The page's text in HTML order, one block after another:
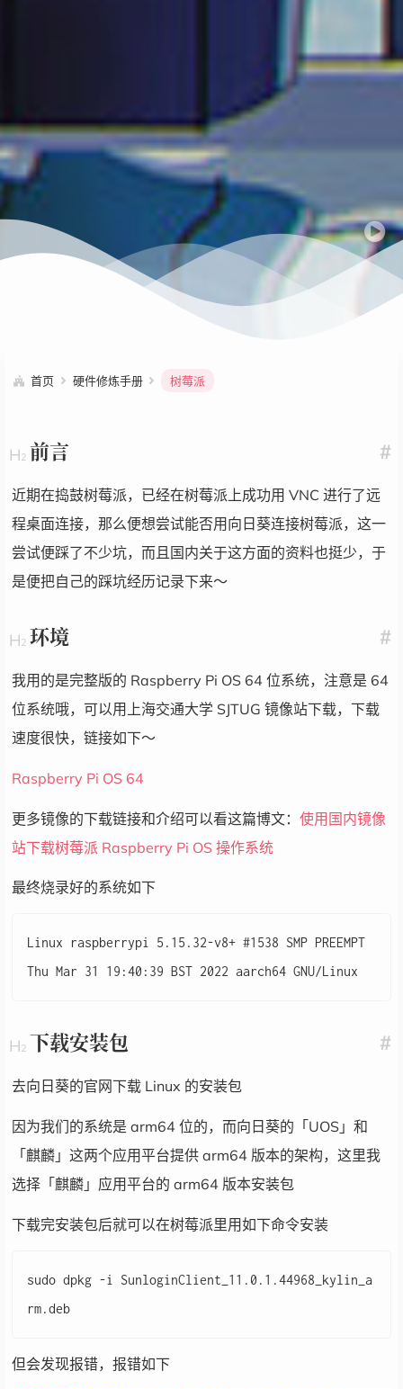
首页 硬件修炼手册 树莓派
#
前言
近期在捣鼓树莓派，已经在树莓派上成功用 VNC 进行了远
程桌面连接，那么便想尝试能否用向日葵连接树莓派，这一
尝试便踩了不少坑，而且国内关于这方面的资料也挺少，于
是便把自己的踩坑经历记录下来～
#
环境
我用的是完整版的 Raspberry Pi OS 64 位系统，注意是 64
位系统哦，可以用上海交通大学 SJTUG 镜像站下载，下载
速度很快，链接如下～
Raspberry Pi OS 64
更多镜像的下载链接和介绍可以看这篇博文： 使用国内镜像
站下载树莓派 Raspberry Pi OS 操作系统
最终烧录好的系统如下
Linux raspberrypi 5.15.32-v8+ #1538 SMP PREEMPT
#
下载安装包
去向日葵的官网下载 Linux 的安装包
因为我们的系统是 arm64 位的，而向日葵的「UOS」和
「麒麟」这两个应用平台提供 arm64 版本的架构，这里我
选择「麒麟」应用平台的 arm64 版本安装包
下载完安装包后就可以在树莓派里用如下命令安装
sudo dpkg -i SunloginClient_11.0.1.44968_kylin_a
但会发现报错，报错如下